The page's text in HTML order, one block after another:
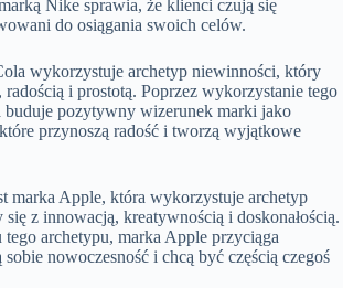
Nike sprawia, że ​​klienci czują się
do osiągania swoich celów.
wykorzystuje archetyp niewinności, który
radością i prostotą. Poprzez wykorzystanie tego
buduje pozytywny wizerunek marki jako
przynoszą radość i tworzą wyjątkowe
marka Apple, która wykorzystuje archetyp
z innowacją, kreatywnością i doskonałością.
archetypu, marka Apple przyciąga
nowoczesność i chcą być częścią czegoś